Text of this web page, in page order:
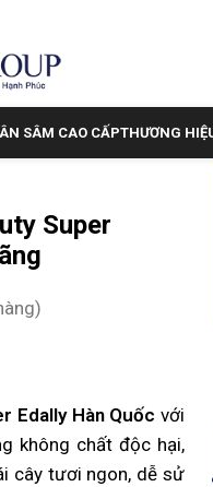
SÂM CAO CẤPTHƯƠNG
Super
Edally Hàn Quốc với
không chất độc hại,
cây tươi ngon, dễ sử